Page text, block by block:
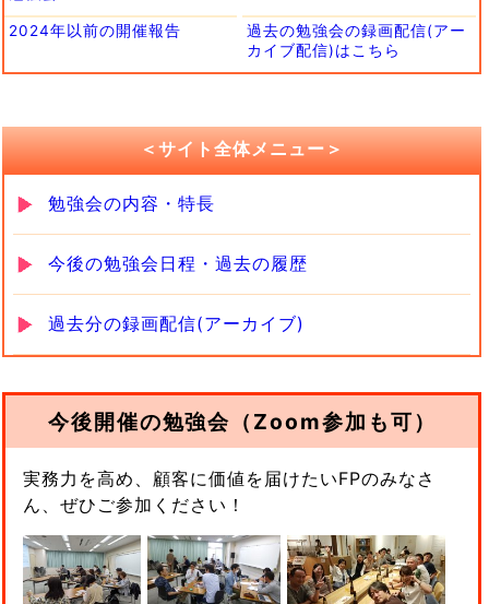
2024年以前の開催報告
過去の勉強会の録画配信(アー
カイブ配信)はこちら
＜サイト全体メニュー＞
勉強会の内容・特長
今後の勉強会日程・過去の履歴
過去分の録画配信(アーカイブ)
今後開催の勉強会（Zoom参加も可）
実務力を高め、顧客に価値を届けたいFPのみなさ
ん、ぜひご参加ください！